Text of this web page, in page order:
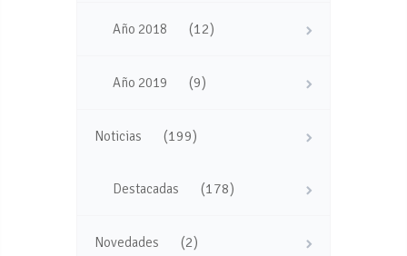
Año 2018 (12)
Año 2019 (9)
Noticias (199)
Destacadas (178)
Novedades (2)